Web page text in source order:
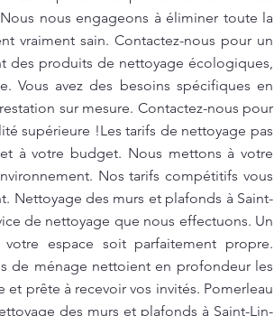
nous engageons à éliminer toute la
vraiment sain. Contactez-nous pour un
des produits de nettoyage écologiques,
Vous avez des besoins spécifiques en
sur mesure. Contactez-nous pour
supérieure !Les tarifs de nettoyage pas
à votre budget. Nous mettons à votre
Nos tarifs compétitifs vous
Nettoyage des murs et plafonds à Saint-
de nettoyage que nous effectuons. Un
espace soit parfaitement propre.
de ménage nettoient en profondeur les
prête à recevoir vos invités. Pomerleau
des murs et plafonds à Saint-Lin-